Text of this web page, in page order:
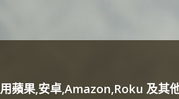
蘋果,安卓,Amazon,Roku 及其